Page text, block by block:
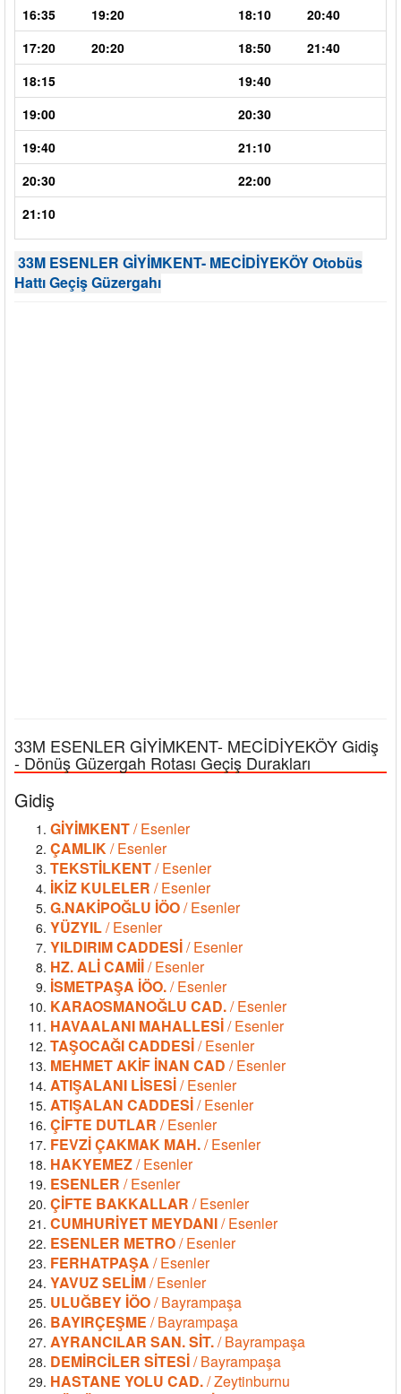
16:35
19:20 18:10
20:40
17:20
20:20 18:50
21:40
18:15
19:40
19:00
20:30
19:40
21:10
20:30
22:00
21:10
33M ESENLER GİYİMKENT- MECİDİYEKÖY Otobüs
Hattı Geçiş Güzergahı
33M ESENLER GİYİMKENT- MECİDİYEKÖY Gidiş
- Dönüş Güzergah Rotası Geçiş Durakları
Gidiş
GİYİMKENT/ Esenler
ÇAMLIK/ Esenler
TEKSTİLKENT/ Esenler
İKİZ KULELER / Esenler
G.NAKİPOĞLU İÖO/ Esenler
YÜZYIL/ Esenler
YILDIRIM CADDESİ/ Esenler
HZ. ALİ CAMİİ/ Esenler
İSMETPAŞA İÖO./ Esenler
KARAOSMANOĞLU CAD./ Esenler
HAVAALANI MAHALLESİ/ Esenler
TAŞOCAĞI CADDESİ/ Esenler
MEHMET AKİF İNAN CAD / Esenler
ATIŞALANI LİSESİ/ Esenler
ATIŞALAN CADDESİ/ Esenler
ÇİFTE DUTLAR / Esenler
FEVZİ ÇAKMAK MAH./ Esenler
HAKYEMEZ/ Esenler
ESENLER / Esenler
ÇİFTE BAKKALLAR / Esenler
CUMHURİYET MEYDANI/ Esenler
ESENLER METRO/ Esenler
FERHATPAŞA / Esenler
YAVUZ SELİM/ Esenler
ULUĞBEY İÖO/ Bayrampaşa
BAYIRÇEŞME / Bayrampaşa
AYRANCILAR SAN. SİT./ Bayrampaşa
DEMİRCİLER SİTESİ/ Bayrampaşa
HASTANE YOLU CAD./ Zeytinburnu